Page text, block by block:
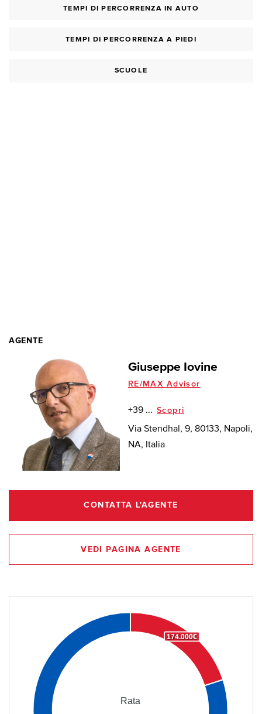
TEMPI DI PERCORRENZA IN AUTO
TEMPI DI PERCORRENZA A PIEDI
SCUOLE
AGENTE
Giuseppe Iovine
RE/MAX Advisor
+39 ... Scopri
Via Stendhal, 9, 80133, Napoli,
NA, Italia
CONTATTA L'AGENTE
VEDI PAGINA AGENTE
174.000€
Rata